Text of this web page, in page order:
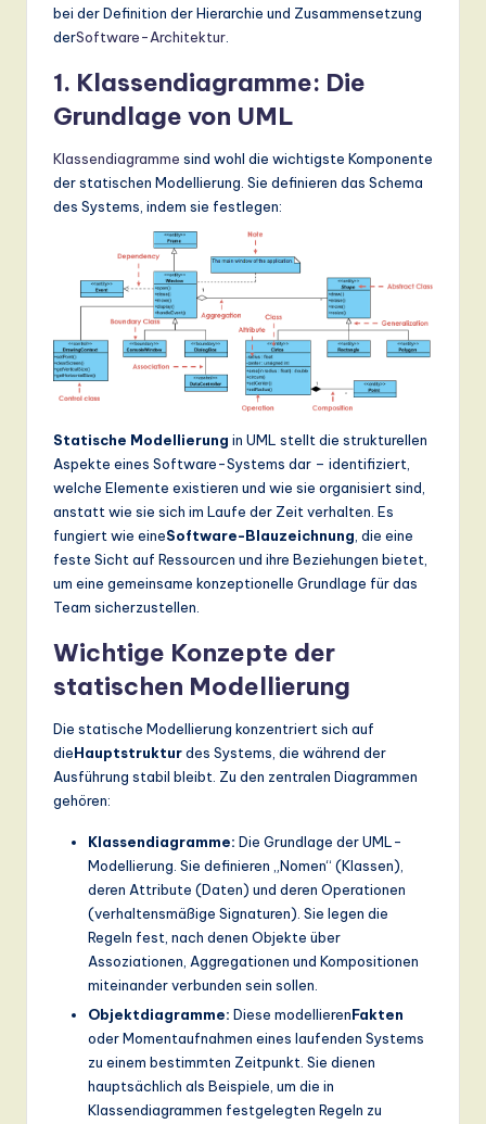
ti
bei der Definition der Hierarchie und Zusammensetzung
derSoftware-Architektur
1. Klassendiagramme: Die
Grundlage von UML
Klassendiagramme sind wohl die wichtigste Komponente
der statischen Modellierung. Sie definieren das Schema
des Systems, indem sie festlegen:
Statische Modellierung in UML stellt die strukturellen
Aspekte eines Software-Systems dar – identifiziert,
welche Elemente existieren und wie sie organisiert sind,
anstatt wie sie sich im Laufe der Zeit verhalten. Es
fungiert wie eineSoftware-Blauzeichnung , die eine
feste Sicht auf Ressourcen und ihre Beziehungen bietet,
um eine gemeinsame konzeptionelle Grundlage für das
Team sicherzustellen.
Wichtige Konzepte der
statischen Modellierung
Die statische Modellierung konzentriert sich auf
dieHauptstrukturdes Systems, die während der
Ausführung stabil bleibt. Zu den zentralen Diagrammen
gehören:
Klassendiagramme: Die Grundlage der UML-
Modellierung. Sie definieren „Nomen“ (Klassen),
deren Attribute (Daten) und deren Operationen
(verhaltensmäßige Signaturen). Sie legen die
Regeln fest, nach denen Objekte über
Assoziationen, Aggregationen und Kompositionen
miteinander verbunden sein sollen.
Objektdiagramme: Diese modellierenFakten
oder Momentaufnahmen eines laufenden Systems
zu einem bestimmten Zeitpunkt. Sie dienen
hauptsächlich als Beispiele, um die in
Klassendiagrammen festgelegten Regeln zu